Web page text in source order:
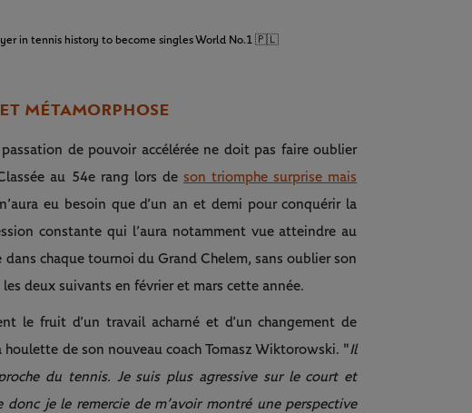
in tennis history to become singles World No.1 🇵🇱
MÉTAMORPHOSE
de pouvoir accélérée ne doit pas faire oublier
au 54e rang lors de son triomphe surprise mais
eu besoin que d’un an et demi pour conquérir la
constante qui l’aura notamment vue atteindre au
chaque tournoi du Grand Chelem, sans oublier son
deux suivants en février et mars cette année.
le fruit d’un travail acharné et d’un changement de
de son nouveau coach Tomasz Wiktorowski. "Il
du tennis. Je suis plus agressive sur le court et
donc je le remercie de m’avoir montré une perspective